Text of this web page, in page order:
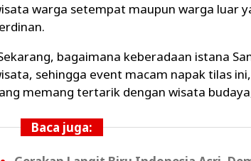
warga setempat maupun warga luar
bagaimana keberadaan istana
sehingga event macam napak tilas
memang tertarik dengan wisata
Baca juga: